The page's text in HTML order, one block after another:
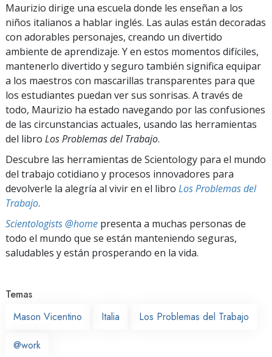
Maurizio dirige una escuela donde les enseñan a los
niños italianos a hablar inglés. Las aulas están decoradas
con adorables personajes, creando un divertido
ambiente de aprendizaje. Y en estos momentos difíciles,
mantenerlo divertido y seguro también significa equipar
a los maestros con mascarillas transparentes para que
los estudiantes puedan ver sus sonrisas. A través de
todo, Maurizio ha estado navegando por las confusiones
de las circunstancias actuales, usando las herramientas
del libro Los Problemas del Trabajo.
Descubre las herramientas de Scientology para el mundo
del trabajo cotidiano y procesos innovadores para
devolverle la alegría al vivir en el libro Los Problemas del
Trabajo.
Scientologists @home presenta a muchas personas de
todo el mundo que se están manteniendo seguras,
saludables y están prosperando en la vida.
Temas
Mason Vicentino
Italia Los Problemas del Trabajo
@work